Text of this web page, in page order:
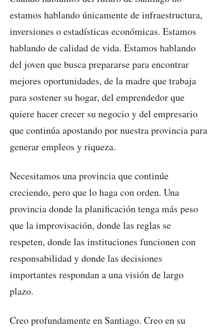
estamos hablando únicamente de infraestructura,
inversiones o estadísticas económicas. Estamos
hablando de calidad de vida. Estamos hablando
del joven que busca prepararse para encontrar
mejores oportunidades, de la madre que trabaja
para sostener su hogar, del emprendedor que
quiere hacer crecer su negocio y del empresario
que continúa apostando por nuestra provincia para
generar empleos y riqueza.
Necesitamos una provincia que continúe
creciendo, pero que lo haga con orden. Una
provincia donde la planificación tenga más peso
que la improvisación, donde las reglas se
respeten, donde las instituciones funcionen con
responsabilidad y donde las decisiones
importantes respondan a una visión de largo
plazo.
Creo profundamente en Santiago. Creo en su